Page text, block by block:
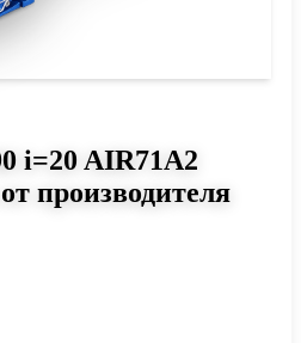
i=20 AIR71A2
производителя